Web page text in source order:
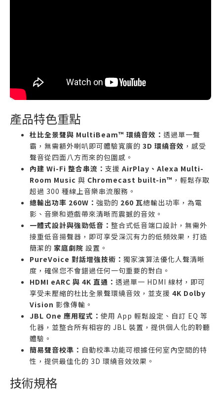
產品特色重點
杜比全景聲與 MultiBeam™ 環繞音效： 透過單一聲
霸，無需額外喇叭即可體驗寬廣的 3D 環繞音效 ，感受
聲音從四面八方而來的包圍感。
內建 Wi-Fi 整合串流： 支援 AirPlay、Alexa Multi-
Room Music 與 Chromecast built-in™ ，輕鬆存取
超過 300 種線上音樂串流服務。
總輸出功率 260W： 強勁的 260 瓦總輸出功率，為電
影、音樂和遊戲帶來清晰而震撼的音效。
一體式設計與強勁低音： 整合式低音端口設計，無需外
接重低音揚聲器，即可享受深沉有力的低頻效果，打造
簡潔的 家庭劇院 設置。
PureVoice 對話增強技術： 獨家演算法優化人聲清晰
度，確保您不會錯過任何一句重要的對白。
HDMI eARC 與 4K 直通： 透過單一 HDMI 線材，即可
享受未壓縮的杜比全景聲環繞音效，並支援 4K Dolby
Vision 影像傳輸。
JBL One 應用程式： 使用 App 輕鬆設定、自訂 EQ 等
化器，並整合所有相容的 JBL 裝置，提供個人化的聆聽
體驗。
簡易聲音校準： 自動校準功能可根據任何室內空間的特
性，提供最佳化的 3D 環繞音效效果。
技術規格